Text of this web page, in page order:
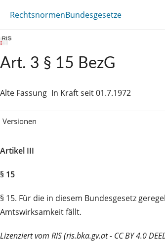
RechtsnormenBundesgesetze
Art. 3 § 15 BezG
Alte Fassung In Kraft seit 01.7.1972
Versionen
Artikel III
§ 15
§ 15. Für die in diesem Bundesgesetz
Amtswirksamkeit fällt.
Lizenziert vom RIS (ris.bka.gv.at - CC BY 4.0